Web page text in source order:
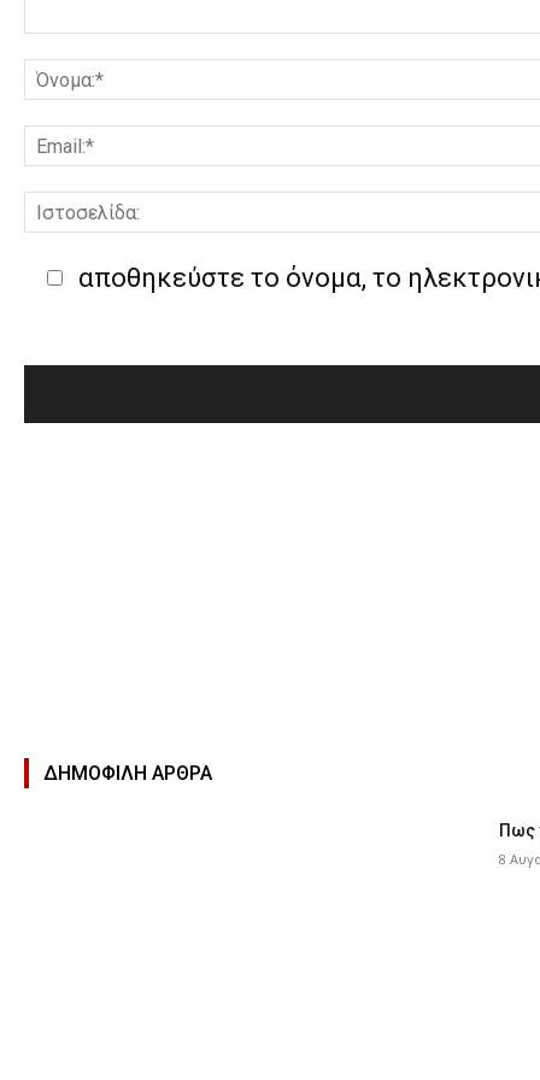
αποθηκεύστε το όνομα, το
ΔΗΜΟΦΙΛΉ ΑΡΘΡΑ
Πως
8